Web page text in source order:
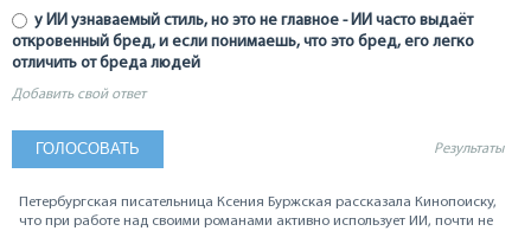
у ИИ узнаваемый стиль, но это не главное - ИИ часто выдаёт
откровенный бред, и если понимаешь, что это бред, его легко
отличить от бреда людей
Добавить свой ответ
Результаты
Петербургская писательница Ксения Буржская рассказала Кинопоиску,
что при работе над своими романами активно использует ИИ, почти не